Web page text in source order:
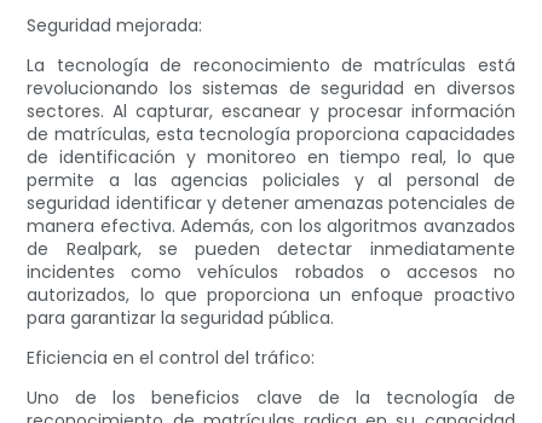
Seguridad mejorada:
La tecnología de reconocimiento de matrículas está
revolucionando los sistemas de seguridad en diversos
sectores. Al capturar, escanear y procesar información
de matrículas, esta tecnología proporciona capacidades
de identificación y monitoreo en tiempo real, lo que
permite a las agencias policiales y al personal de
seguridad identificar y detener amenazas potenciales de
manera efectiva. Además, con los algoritmos avanzados
de Realpark, se pueden detectar inmediatamente
incidentes como vehículos robados o accesos no
autorizados, lo que proporciona un enfoque proactivo
para garantizar la seguridad pública.
Eficiencia en el control del tráfico:
Uno de los beneficios clave de la tecnología de